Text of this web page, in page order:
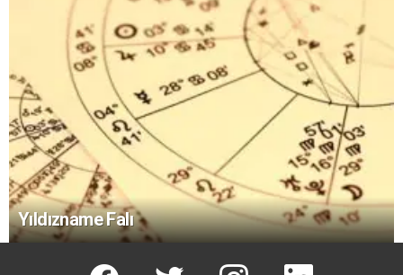
Yıldızname Falı
facebook T instagram Linkedin Fal